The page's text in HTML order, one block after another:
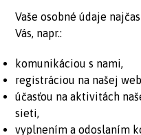
Vaše osobné údaje
Vás, napr.:
komunikáciou s nami,
registráciou na našej
účasťou na aktivitách
sieti,
vyplnením a odoslaním